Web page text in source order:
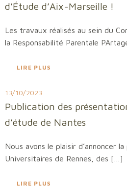
d’Étude d’Aix-Marseille !
Les travaux réalisés au sein du
la Responsabilité Parentale
LIRE PLUS
13/10/2023
Publication des
d’étude de Nantes
Nous avons le plaisir d’annoncer
Universitaires de Rennes, des […]
LIRE PLUS